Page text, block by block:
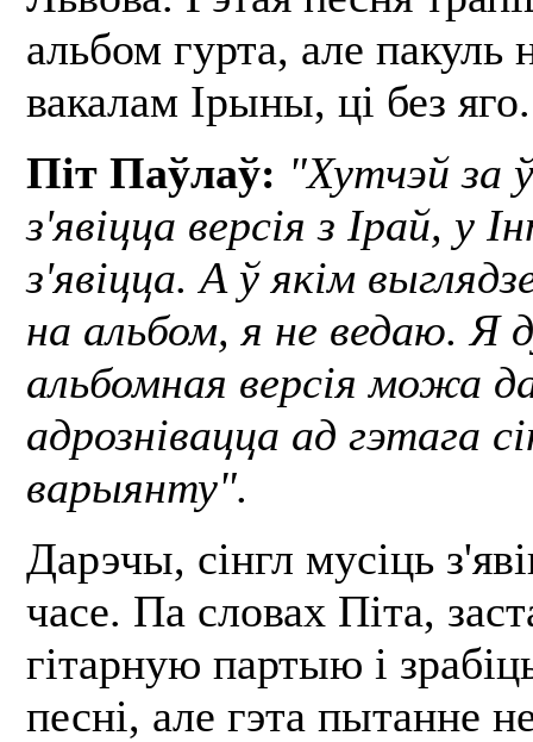
альбом гурта, але пакуль
вакалам Ірыны, ці без яго.
Піт Паўлаў: "Хутчэй за
з'явіцца версія з Ірай, у
з'явіцца. А ў якім
на альбом, я не ведаю.
альбомная версія можа
адрознівацца ад гэтага
варыянту".
Дарэчы, сінгл мусіць
часе. Па словах Піта,
гітарную партыю і
песні, але гэта пытанне